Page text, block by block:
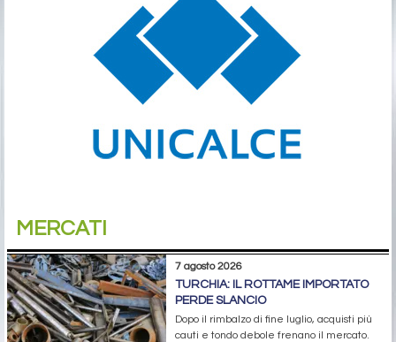
MERCATI
7 agosto 2026
TURCHIA: IL ROTTAME IMPORTATO
PERDE SLANCIO
Dopo il rimbalzo di fine luglio, acquisti più
cauti e tondo debole frenano il mercato.